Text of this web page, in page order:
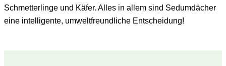
Schmetterlinge und Käfer. Alles in allem sind Sedumdächer
eine intelligente, umweltfreundliche Entscheidung!